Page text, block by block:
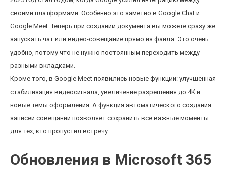
своими платформами. Особенно это заметно в Google Chat и
Google Meet. Теперь при создании документа вы можете сразу же
запускать чат или видео-совещание прямо из файла. Это очень
удобно, потому что не нужно постоянным переходить между
разными вкладками.
Кроме того, в Google Meet появились новые функции: улучшенная
стабилизация видеосигнала, увеличение разрешения до 4K и
новые темы оформления. А функция автоматического создания
записей совещаний позволяет сохранить все важные моменты
для тех, кто пропустил встречу.
Обновления в Microsoft 365